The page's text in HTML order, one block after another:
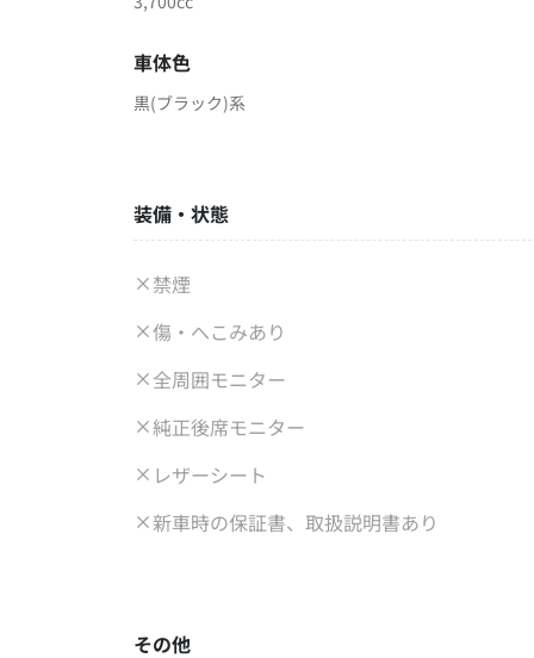
車体色
黒(ブラック)系
装備・状態
禁煙
傷・へこみあり
全周囲モニター
純正後席モニター
レザーシート
新車時の保証書、取扱説明書あり
その他